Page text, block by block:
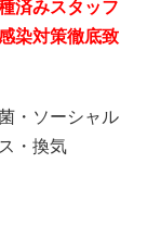
済みスタッフ
染対策徹底致
・ソーシャル
・換気